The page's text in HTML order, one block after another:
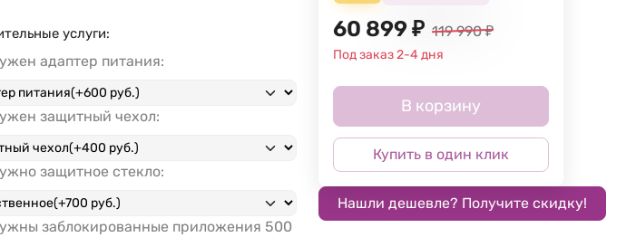
услуги:
адаптер питания:
защитный чехол:
защитное стекло:
заблокированные приложения500
60 899₽ 119 990 ₽
Под заказ 2-4 дня
В корзину
Купить в один клик